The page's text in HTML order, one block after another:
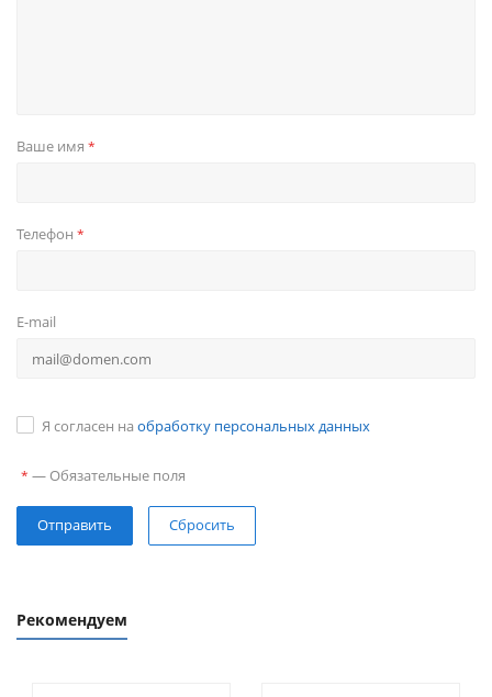
Ваше имя *
Телефон *
E-mail
Я согласен на обработку персональных данных
* — Обязательные поля
Сбросить
Рекомендуем